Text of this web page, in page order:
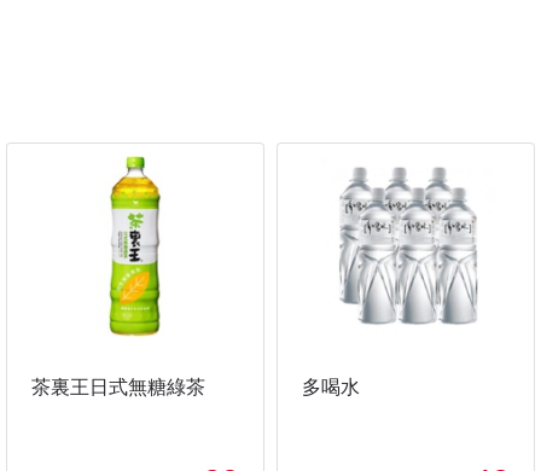
茶裏王日式無糖綠茶 多喝水